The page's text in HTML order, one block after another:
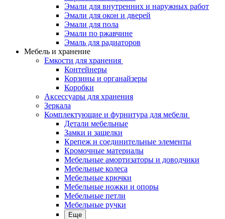
Эмали для внутренних и наружных работ
Эмали для окон и дверей
Эмали для пола
Эмали по ржавчине
Эмаль для радиаторов
Мебель и хранение
Емкости для хранения
Контейнеры
Корзины и органайзеры
Коробки
Аксессуары для хранения
Зеркала
Комплектующие и фурнитура для мебели
Детали мебельные
Замки и защелки
Крепеж и соединительные элементы
Кромочные материалы
Мебельные амортизаторы и доводчики
Мебельные колеса
Мебельные крючки
Мебельные ножки и опоры
Мебельные петли
Мебельные ручки
Еще